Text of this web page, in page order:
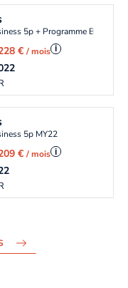
5p + Programme Beyond
€/ mois i
5p MY22
€/ mois i